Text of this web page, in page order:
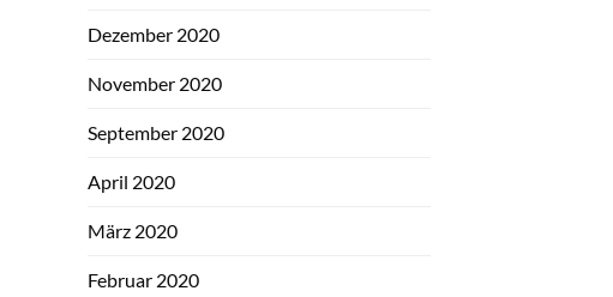
Dezember 2020
November 2020
September 2020
April 2020
März 2020
Februar 2020